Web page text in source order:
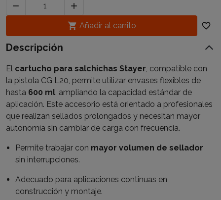


 Añadir al carrito favorite_border
Descripción
El cartucho para salchichas Stayer, compatible con
la pistola CG L20, permite utilizar envases flexibles de
hasta 600 ml, ampliando la capacidad estándar de
aplicación. Este accesorio está orientado a profesionales
que realizan sellados prolongados y necesitan mayor
autonomía sin cambiar de carga con frecuencia.
Permite trabajar con mayor volumen de sellador
sin interrupciones.
Adecuado para aplicaciones continuas en
construcción y montaje.